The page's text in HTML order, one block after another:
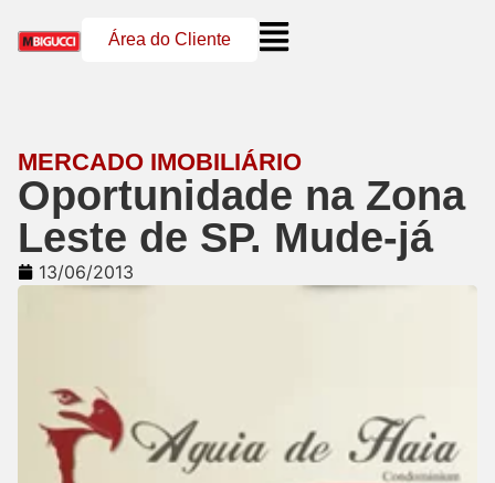
Área do Cliente
MERCADO IMOBILIÁRIO
Oportunidade na Zona
Leste de SP. Mude-já
13/06/2013